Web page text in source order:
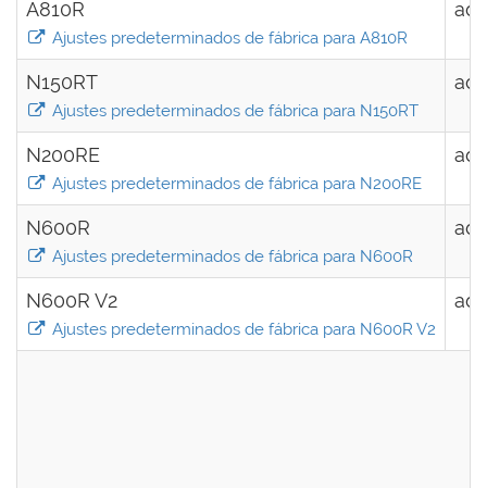
A810R
Ajustes predeterminados de fábrica para A810R
N150RT
Ajustes predeterminados de fábrica para N150RT
N200RE
Ajustes predeterminados de fábrica para N200RE
N600R
Ajustes predeterminados de fábrica para N600R
N600R V2
Ajustes predeterminados de fábrica para N600R V2